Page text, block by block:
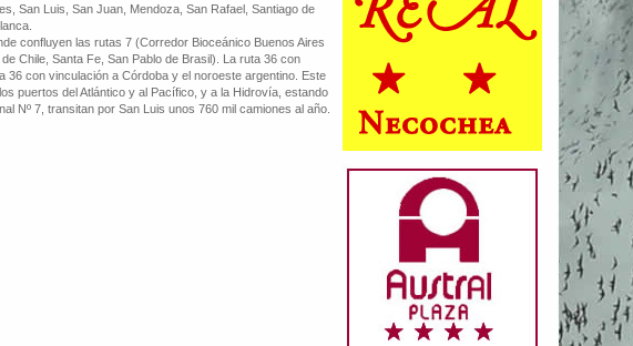
San Luis, San Juan, Mendoza, San Rafael, Santiago de
confluyen las rutas 7 (Corredor Bioceánico Buenos Aires
Chile, Santa Fe, San Pablo de Brasil). La ruta 36 con
36 con vinculación a Córdoba y el noroeste argentino. Este
puertos del Atlántico y al Pacífico, y a la Hidrovía, estando
Nº 7, transitan por San Luis unos 760 mil camiones al año.